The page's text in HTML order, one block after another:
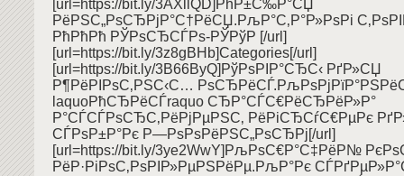
[url=https://bit.ly/3AXllQD]РћР±С‰Р°СЏ
РёРЅС„РѕСЂРјР°С†РёСЏ.РљР°С‚Р°Р»РѕРі
РћРћРћ РЎРѕСЂСЃРѕ-РЎРўР [/url]
[url=https://bit.ly/3z8gBHb]Categories[/url]
[url=https://bit.ly/3B66ByQ]РўРѕРІР°СЂС‹ РґР»СЏ
Р¶РёРІРѕС‚РЅС‹С…
laquoРћСЂРёСЃraquo СЂР°СЃС€РёСЂРёР»Р°
Р°СЃСЃРѕСЂС‚РёРјРµРЅС‚ РёРіСЂСѓС€РµРє
СЃРѕР±Р°Рє Р—РѕРѕРёРЅС„РѕСЂРј[/url]
[url=https://bit.ly/3ye2WwY]РљРѕС€Р°С‡РёР№
РёР·РіРѕС‚РѕРІР»РµРЅРёРµ.РљР°Рє